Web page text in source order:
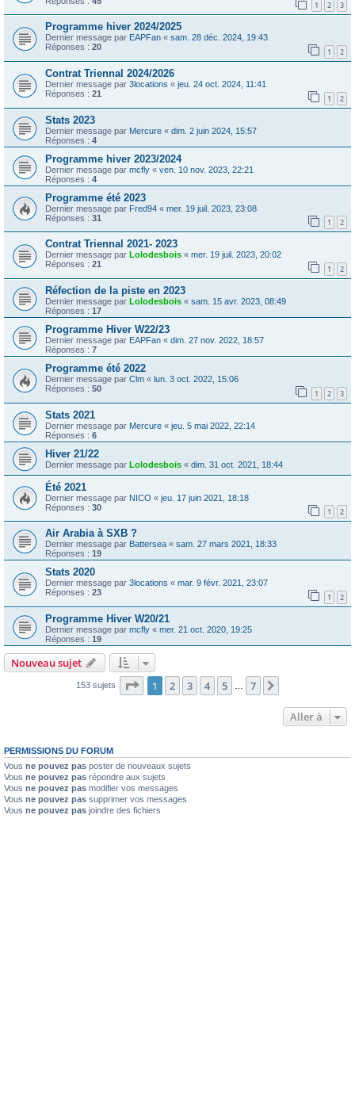
1 2 3
Programme hiver 2024/2025
Dernier message par EAPFan « sam. 28 déc. 2024, 19:43
Réponses : 20 1 2
Contrat Triennal 2024/2026
Dernier message par 3locations « jeu. 24 oct. 2024, 11:41
Réponses : 21 1 2
Stats 2023
Dernier message par Mercure « dim. 2 juin 2024, 15:57
Réponses : 4
Programme hiver 2023/2024
Dernier message par mcfly « ven. 10 nov. 2023, 22:21
Réponses : 4
Programme été 2023
Dernier message par Fred94 « mer. 19 juil. 2023, 23:08
Réponses : 31 1 2
Contrat Triennal 2021- 2023
Dernier message par Lolodesbois « mer. 19 juil. 2023, 20:02
Réponses : 21 1 2
Réfection de la piste en 2023
Dernier message par Lolodesbois « sam. 15 avr. 2023, 08:49
Réponses : 17
Programme Hiver W22/23
Dernier message par EAPFan « dim. 27 nov. 2022, 18:57
Réponses : 7
Programme été 2022
Dernier message par Clm « lun. 3 oct. 2022, 15:06
Réponses : 50 1 2 3
Stats 2021
Dernier message par Mercure « jeu. 5 mai 2022, 22:14
Réponses : 6
Hiver 21/22
Dernier message par Lolodesbois « dim. 31 oct. 2021, 18:44
Été 2021
Dernier message par NICO « jeu. 17 juin 2021, 18:18
Réponses : 30 1 2
Air Arabia à SXB ?
Dernier message par Battersea « sam. 27 mars 2021, 18:33
Réponses : 19
Stats 2020
Dernier message par 3locations « mar. 9 févr. 2021, 23:07
Réponses : 23 1 2
Programme Hiver W20/21
Dernier message par mcfly « mer. 21 oct. 2020, 19:25
Réponses : 19
Nouveau sujet
153 sujets Page 1sur7
1 2 3 4 5 7
Aller à
PERMISSIONS DU FORUM
Vous ne pouvez pas poster de nouveaux sujets
Vous ne pouvez pas répondre aux sujets
Vous ne pouvez pas modifier vos messages
Vous ne pouvez pas supprimer vos messages
Vous ne pouvez pas joindre des fichiers